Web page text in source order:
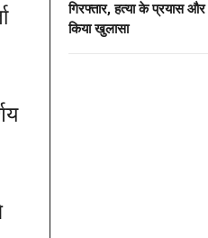
गिरफ्तार, हत्या के प्रयास
किया खुलासा